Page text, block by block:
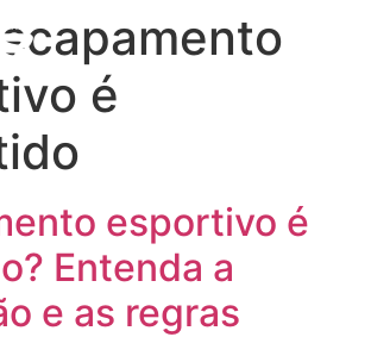
é
esportivo é
Entenda a
e as regras